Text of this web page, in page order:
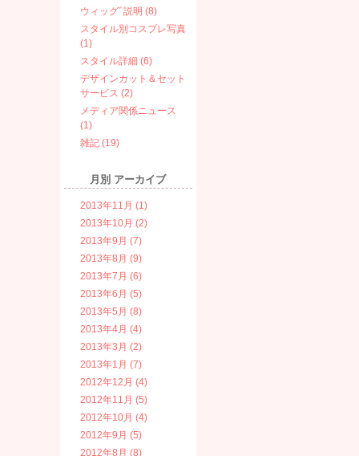
ウィッグﾞ説明 (8)
スタイル別コスプレ写真
(1)
スタイル詳細 (6)
デザインカット＆セット
サービス (2)
メディア関係ニュース
(1)
雑記 (19)
月別 アーカイブ
2013年11月 (1)
2013年10月 (2)
2013年9月 (7)
2013年8月 (9)
2013年7月 (6)
2013年6月 (5)
2013年5月 (8)
2013年4月 (4)
2013年3月 (2)
2013年1月 (7)
2012年12月 (4)
2012年11月 (5)
2012年10月 (4)
2012年9月 (5)
2012年8月 (8)